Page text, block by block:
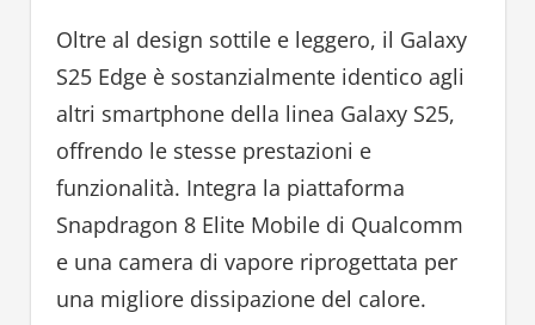
Oltre al design sottile e leggero, il Galaxy
S25 Edge è sostanzialmente identico agli
altri smartphone della linea Galaxy S25,
offrendo le stesse prestazioni e
funzionalità. Integra la piattaforma
Snapdragon 8 Elite Mobile di Qualcomm
e una camera di vapore riprogettata per
una migliore dissipazione del calore.